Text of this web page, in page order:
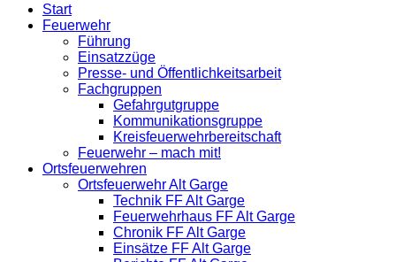
Start
Feuerwehr
Führung
Einsatzzüge
Presse- und Öffentlichkeitsarbeit
Fachgruppen
Gefahrgutgruppe
Kommunikationsgruppe
Kreisfeuerwehrbereitschaft
Feuerwehr – mach mit!
Ortsfeuerwehren
Ortsfeuerwehr Alt Garge
Technik FF Alt Garge
Feuerwehrhaus FF Alt Garge
Chronik FF Alt Garge
Einsätze FF Alt Garge